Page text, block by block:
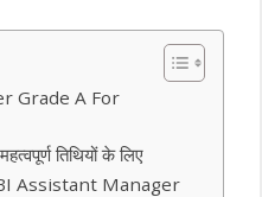
Grade A For
तिथियों के लिए
Assistant Manager